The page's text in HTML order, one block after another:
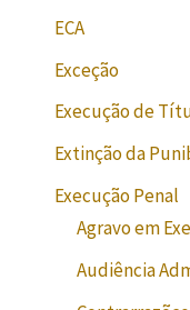
ECA
Exceção
Execução de
Extinção da
Execução Penal
Agravo em
Audiência